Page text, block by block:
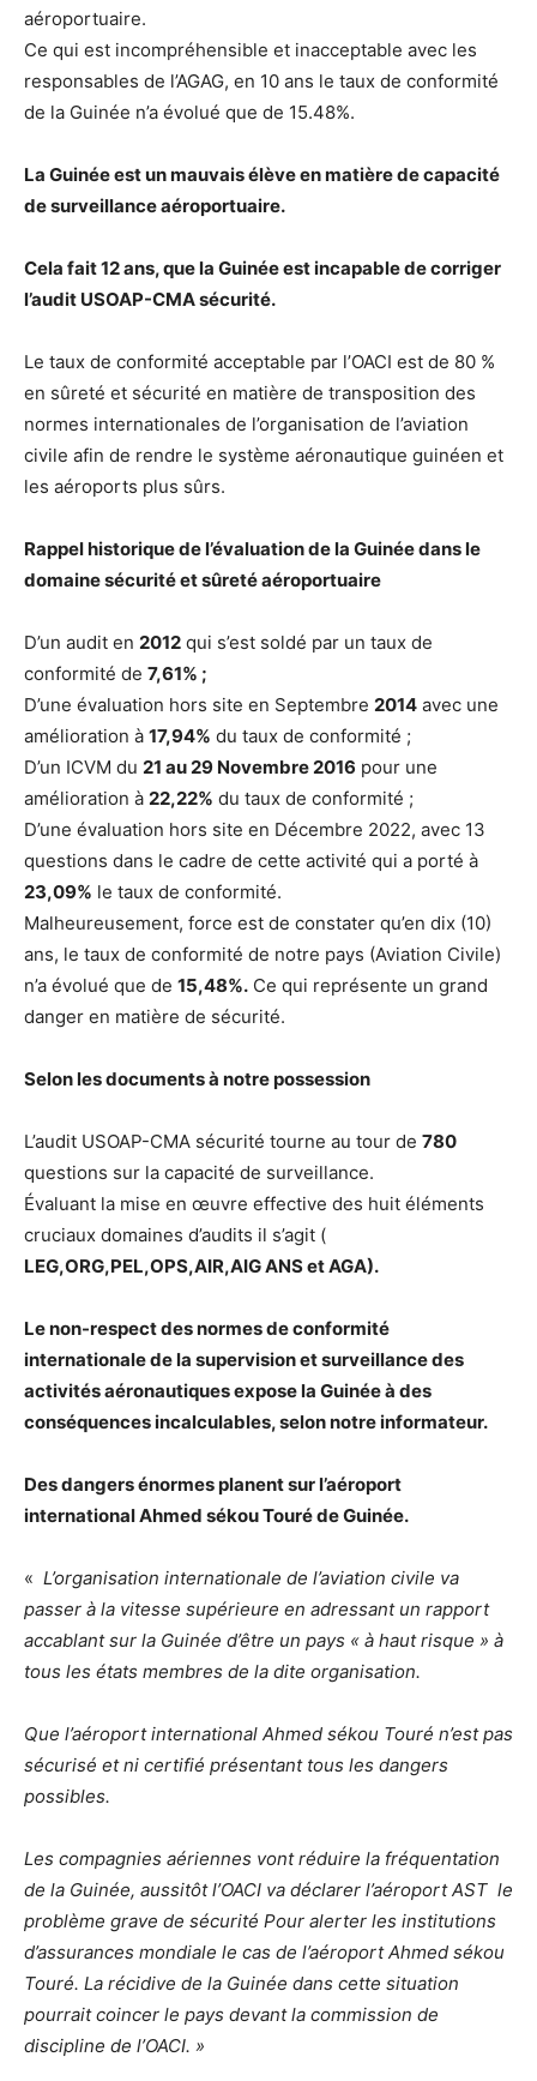
aéroportuaire.
Ce qui est incompréhensible et inacceptable avec les
responsables de l’AGAG, en 10 ans le taux de conformité
de la Guinée n’a évolué que de 15.48%.
La Guinée est un mauvais élève en matière de capacité
de surveillance aéroportuaire.
Cela fait 12 ans, que la Guinée est incapable de corriger
l’audit USOAP-CMA sécurité.
Le taux de conformité acceptable par l’OACI est de 80 %
en sûreté et sécurité en matière de transposition des
normes internationales de l’organisation de l’aviation
civile afin de rendre le système aéronautique guinéen et
les aéroports plus sûrs.
Rappel historique de l’évaluation de la Guinée dans le
domaine sécurité et sûreté aéroportuaire
D’un audit en 2012 qui s’est soldé par un taux de
conformité de 7,61% ;
D’une évaluation hors site en Septembre 2014 avec une
amélioration à 17,94% du taux de conformité ;
D’un ICVM du 21 au 29 Novembre 2016 pour une
amélioration à 22,22% du taux de conformité ;
D’une évaluation hors site en Décembre 2022, avec 13
questions dans le cadre de cette activité qui a porté à
23,09% le taux de conformité.
Malheureusement, force est de constater qu’en dix (10)
ans, le taux de conformité de notre pays (Aviation Civile)
n’a évolué que de 15,48%. Ce qui représente un grand
danger en matière de sécurité.
Selon les documents à notre possession
L’audit USOAP-CMA sécurité tourne au tour de 780
questions sur la capacité de surveillance.
Évaluant la mise en œuvre effective des huit éléments
cruciaux domaines d’audits il s’agit (
LEG,ORG,PEL,OPS,AIR,AIG ANS et AGA).
Le non-respect des normes de conformité
internationale de la supervision et surveillance des
activités aéronautiques expose la Guinée à des
conséquences incalculables, selon notre informateur.
Des dangers énormes planent sur l’aéroport
international Ahmed sékou Touré de Guinée.
« L’organisation internationale de l’aviation civile va
passer à la vitesse supérieure en adressant un rapport
accablant sur la Guinée d’être un pays « à haut risque » à
tous les états membres de la dite organisation.
Que l’aéroport international Ahmed sékou Touré n’est pas
sécurisé et ni certifié présentant tous les dangers
possibles.
Les compagnies aériennes vont réduire la fréquentation
de la Guinée, aussitôt l’OACI va déclarer l’aéroport AST le
problème grave de sécurité Pour alerter les institutions
d’assurances mondiale le cas de l’aéroport Ahmed sékou
Touré. La récidive de la Guinée dans cette situation
pourrait coincer le pays devant la commission de
discipline de l’OACI. »